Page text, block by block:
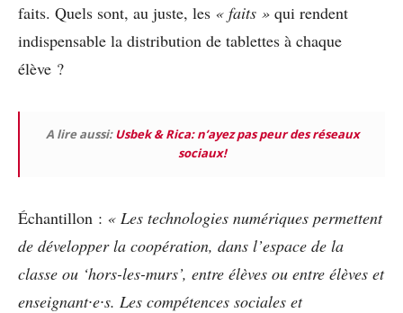
faits. Quels sont, au juste, les « faits » qui rendent
indispensable la distribution de tablettes à chaque
élève ?
A lire aussi:Usbek & Rica: n’ayez pas peur des réseaux
sociaux!
Échantillon : « Les technologies numériques permettent
de développer la coopération, dans l’espace de la
classe ou ‘hors-les-murs’, entre élèves ou entre élèves et
enseignant∙e∙s. Les compétences sociales et